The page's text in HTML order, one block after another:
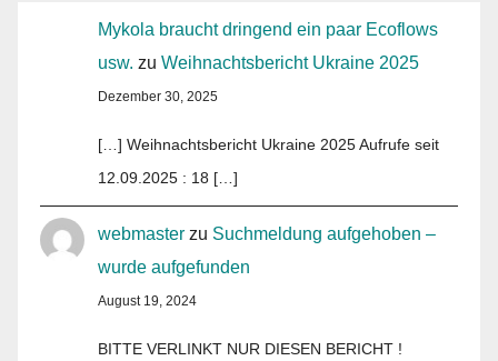
Mykola braucht dringend ein paar Ecoflows
usw. zu Weihnachtsbericht Ukraine 2025
Dezember 30, 2025
[…] Weihnachtsbericht Ukraine 2025 Aufrufe seit
12.09.2025 : 18 […]
webmaster zu Suchmeldung aufgehoben –
wurde aufgefunden
August 19, 2024
BITTE VERLINKT NUR DIESEN BERICHT !